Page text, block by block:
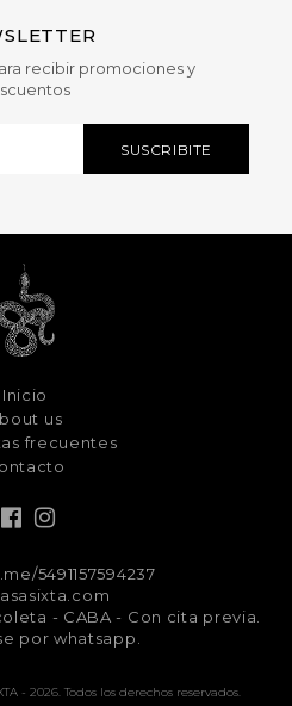
recibir promociones y
Inicio
us
frecuentes
5491157594237
- CABA - Con cita previa.
por whatsapp.
- 2026. Todos los derechos reservados.